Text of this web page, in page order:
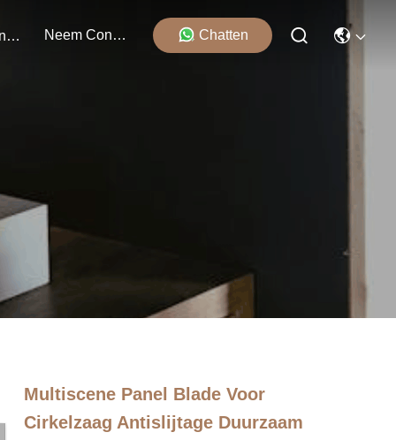
Evenementen Neem Contact Met Ons Op Chatten
Multiscene Panel Blade Voor
Cirkelzaag Antislijtage Duurzaam